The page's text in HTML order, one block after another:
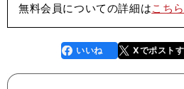
無料会員についての詳細はこちら
faceboo
k
いいね Xでポスト